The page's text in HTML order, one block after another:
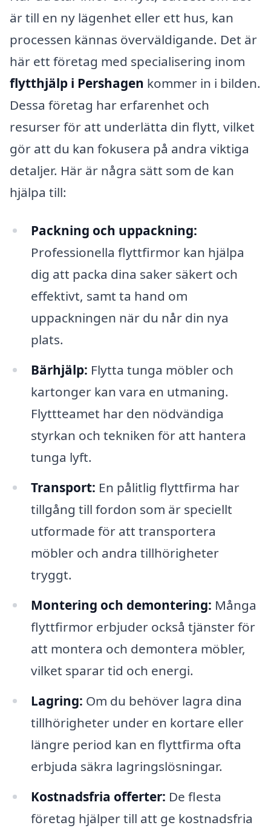
är till en ny lägenhet eller ett hus, kan
processen kännas överväldigande. Det är
här ett företag med specialisering inom
flytthjälp i Pershagen kommer in i bilden.
Dessa företag har erfarenhet och
resurser för att underlätta din flytt, vilket
gör att du kan fokusera på andra viktiga
detaljer. Här är några sätt som de kan
hjälpa till:
Packning och uppackning:
Professionella flyttfirmor kan hjälpa
dig att packa dina saker säkert och
effektivt, samt ta hand om
uppackningen när du når din nya
plats.
Bärhjälp: Flytta tunga möbler och
kartonger kan vara en utmaning.
Flyttteamet har den nödvändiga
styrkan och tekniken för att hantera
tunga lyft.
Transport: En pålitlig flyttfirma har
tillgång till fordon som är speciellt
utformade för att transportera
möbler och andra tillhörigheter
tryggt.
Montering och demontering: Många
flyttfirmor erbjuder också tjänster för
att montera och demontera möbler,
vilket sparar tid och energi.
Lagring: Om du behöver lagra dina
tillhörigheter under en kortare eller
längre period kan en flyttfirma ofta
erbjuda säkra lagringslösningar.
Kostnadsfria offerter: De flesta
företag hjälper till att ge kostnadsfria